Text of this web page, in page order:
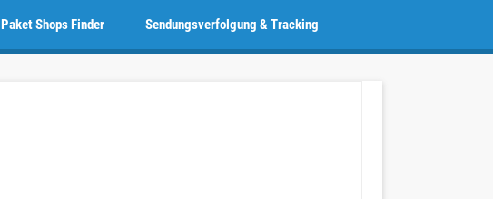
Sendungsverfolgung & Tracking
Paket Shops Finder